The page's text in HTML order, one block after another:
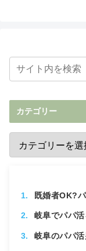
カテゴリー
既婚者OK?
岐阜でパパ
岐阜のパパ